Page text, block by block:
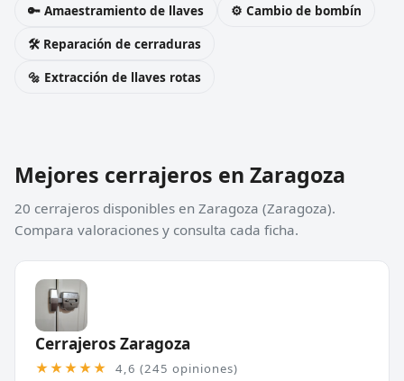
🔑 Amaestramiento de llaves
⚙️ Cambio de bombín
🛠️ Reparación de cerraduras
🔩 Extracción de llaves rotas
Mejores cerrajeros en Zaragoza
20 cerrajeros disponibles en Zaragoza (Zaragoza).
Compara valoraciones y consulta cada ficha.
Cerrajeros Zaragoza
★★★★★ 4,6 (245 opiniones)